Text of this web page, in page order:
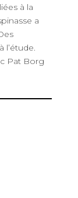
à la
a
l’étude.
Pat Borg